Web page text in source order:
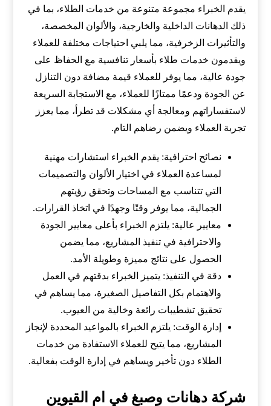
يقدم الخبراء مجموعة متنوعة من خدمات الطلاء، بما في
ذلك الدهانات الداخلية والخارجية، والألوان المخصصة،
والتأثيرات الزخرفية، مما يلبي احتياجات مختلفة للعملاء
ويقدمون خدمات طلاء بأسعار تنافسية مع الحفاظ على
جودة عالية، مما يوفر للعملاء قيمة مضافة دون التنازل
عن الجودة ودعمًا ممتازًا للعملاء، مع الاستجابة السريعة
لاستفساراتهم ومعالجة أي مشكلات قد تطرأ، مما يعزز
تجربة العملاء ويضمن رضاهم التام.
نصائح احترافية: يقدم الخبراء استشارات مهنية
لمساعدة العملاء في اختيار الألوان والتصميمات
التي تتناسب مع المساحات وتحقق رؤيتهم
الجمالية، مما يوفر وقتًا وجهدًا في اتخاذ القرارات.
معايير عالية: يلتزم الخبراء بأعلى معايير الجودة
والاحترافية في تنفيذ المشاريع، مما يضمن
الحصول على نتائج مميزة وطويلة الأمد.
دقة في التنفيذ: يتميز الخبراء بدقتهم في العمل
والاهتمام بكل التفاصيل الصغيرة، مما يساهم في
تحقيق تشطيبات رائعة وخالية من العيوب.
إدارة الوقت: يلتزم الخبراء بالمواعيد المحددة لإنجاز
المشاريع، مما يتيح للعملاء الاستفادة من خدمات
الطلاء دون تأخير ويساهم في إدارة الوقت بفعالية.
شركة دهانات وصبغ في ام القيوين